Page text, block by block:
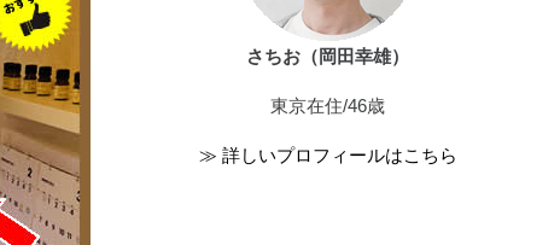
さちお（岡田幸雄）
東京在住/46歳
≫ 詳しいプロフィールはこちら